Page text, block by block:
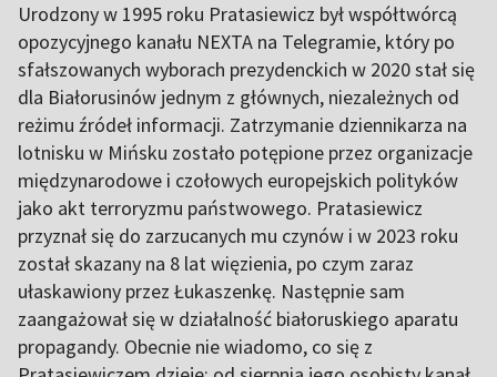
Urodzony w 1995 roku Pratasiewicz był współtwórcą
opozycyjnego kanału NEXTA na Telegramie, który po
sfałszowanych wyborach prezydenckich w 2020 stał się
dla Białorusinów jednym z głównych, niezależnych od
reżimu źródeł informacji. Zatrzymanie dziennikarza na
lotnisku w Mińsku zostało potępione przez organizacje
międzynarodowe i czołowych europejskich polityków
jako akt terroryzmu państwowego. Pratasiewicz
przyznał się do zarzucanych mu czynów i w 2023 roku
został skazany na 8 lat więzienia, po czym zaraz
ułaskawiony przez Łukaszenkę. Następnie sam
zaangażował się w działalność białoruskiego aparatu
propagandy. Obecnie nie wiadomo, co się z